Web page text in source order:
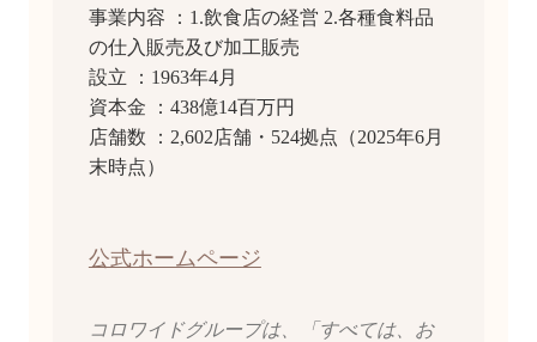
事業内容 ：1.飲食店の経営 2.各種食料品
の仕入販売及び加工販売
設立 ：1963年4月
資本金 ：438億14百万円
店舗数 ：2,602店舗・524拠点（2025年6月
末時点）
公式ホームページ
コロワイドグループは、「すべては、お